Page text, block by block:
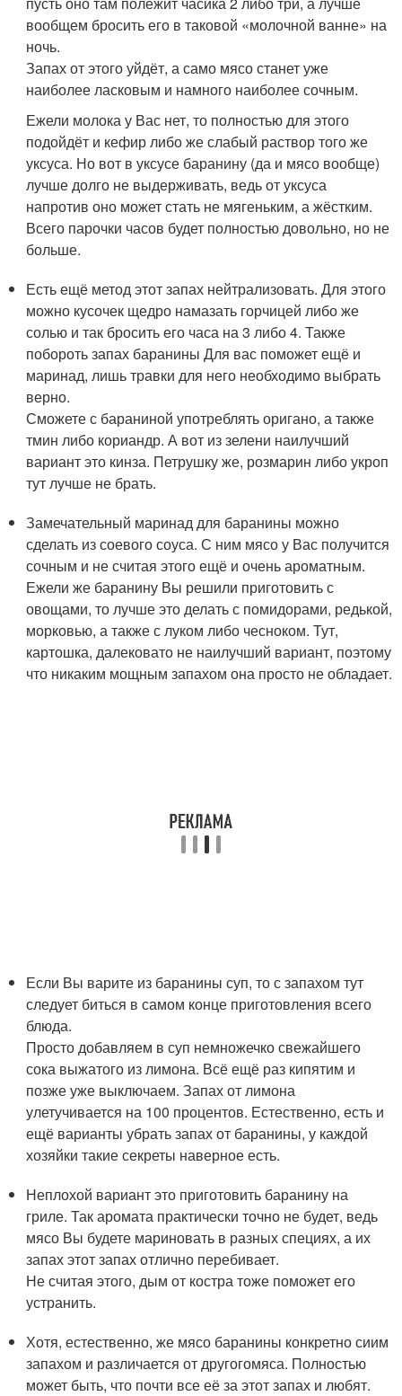
вообщем бросить его в таковой «молочной ванне» на
ночь.
Запах от этого уйдёт, а само мясо станет уже
наиболее ласковым и намного наиболее сочным.
Ежели молока у Вас нет, то полностью для этого
подойдёт и кефир либо же слабый раствор того же
уксуса. Но вот в уксусе баранину (да и мясо вообще)
лучше долго не выдерживать, ведь от уксуса
напротив оно может стать не мягеньким, а жёстким.
Всего парочки часов будет полностью довольно, но не
больше.
Есть ещё метод этот запах нейтрализовать. Для этого
можно кусочек щедро намазать горчицей либо же
солью и так бросить его часа на 3 либо 4. Также
побороть запах баранины Для вас поможет ещё и
маринад, лишь травки для него необходимо выбрать
верно.
Сможете с бараниной употреблять оригано, а также
тмин либо кориандр. А вот из зелени наилучший
вариант это кинза. Петрушку же, розмарин либо укроп
тут лучше не брать.
Замечательный маринад для баранины можно
сделать из соевого соуса. С ним мясо у Вас получится
сочным и не считая этого ещё и очень ароматным.
Ежели же баранину Вы решили приготовить с
овощами, то лучше это делать с помидорами, редькой,
морковью, а также с луком либо чесноком. Тут,
картошка, далековато не наилучший вариант, поэтому
что никаким мощным запахом она просто не обладает.
Если Вы варите из баранины суп, то с запахом тут
следует биться в самом конце приготовления всего
блюда.
Просто добавляем в суп немножечко свежайшего
сока выжатого из лимона. Всё ещё раз кипятим и
позже уже выключаем. Запах от лимона
улетучивается на 100 процентов. Естественно, есть и
ещё варианты убрать запах от баранины, у каждой
хозяйки такие секреты наверное есть.
Неплохой вариант это приготовить баранину на
гриле. Так аромата практически точно не будет, ведь
мясо Вы будете мариновать в разных специях, а их
запах этот запах отлично перебивает.
Не считая этого, дым от костра тоже поможет его
устранить.
Хотя, естественно, же мясо баранины конкретно сиим
запахом и различается от другогомяса. Полностью
может быть, что почти все её за этот запах и любят.